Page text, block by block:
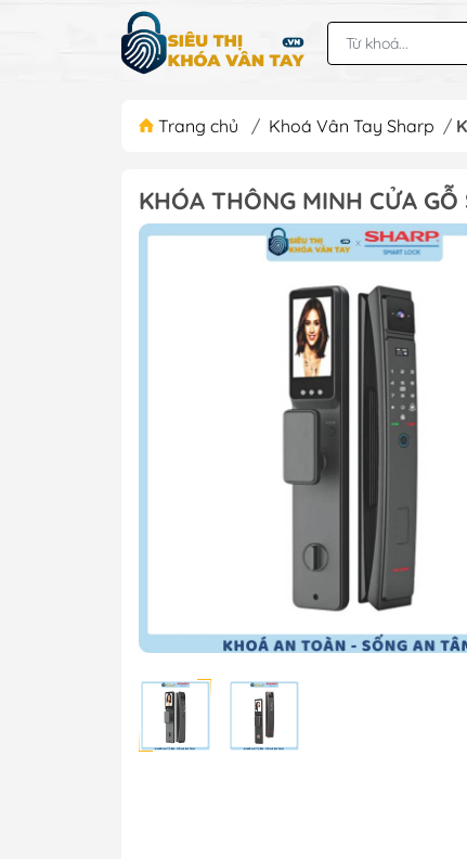
Trang chủ / Khoá Vân Tay Sharp /
KHÓA THÔNG MINH CỬA GỖ